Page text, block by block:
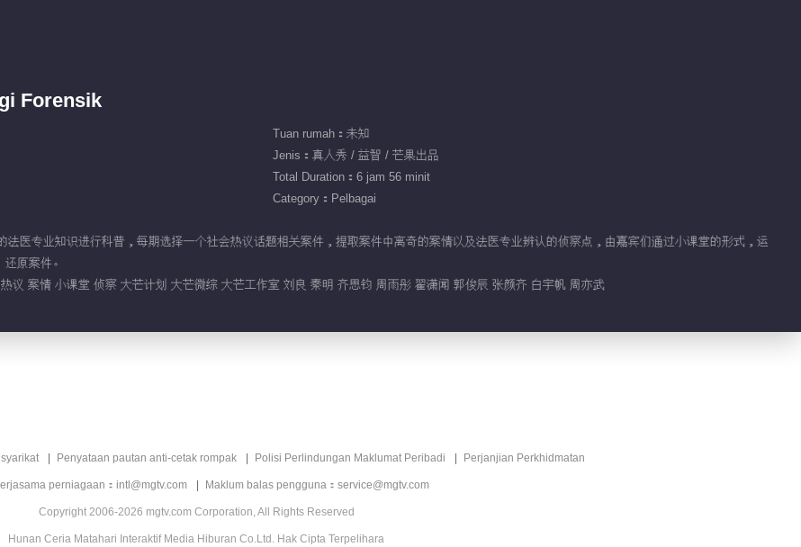
Forensik
Tuan rumah：未知
Jenis：真人秀 / 益智 / 芒果出品
Total Duration：6 jam 56 minit
Category：Pelbagai
法医专业知识进行科普，每期选择一个社会热议话题相关案件，提取案件中离奇的案情以及法医专业辨认的侦察点，由嘉宾们通过小课堂的形式，运
原案件。
议 案情 小课堂 侦察 大芒计划 大芒微综 大芒工作室 刘良 秦明 齐思钧 周雨彤 翟潇闻 郭俊辰 张颜齐 白宇帆 周亦武
Penyataan pautan anti-cetak rompak Polisi Perlindungan Maklumat Peribadi Perjanjian Perkhidmatan
perniagaan：intl@mgtv.com Maklum balas pengguna：service@mgtv.com
Copyright 2006-2026 mgtv.com Corporation, All Rights Reserved
Hunan Ceria Matahari Interaktif Media Hiburan Co.Ltd. Hak Cipta Terpelihara